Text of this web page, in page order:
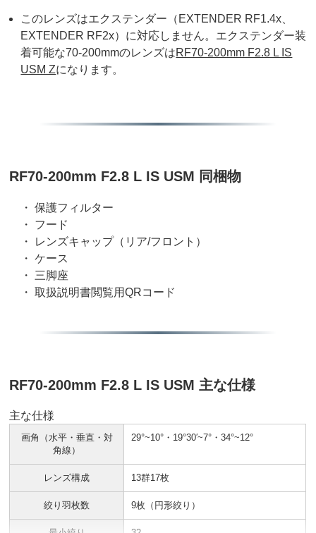
このレンズはエクステンダー（EXTENDER RF1.4x、
EXTENDER RF2x）に対応しません。エクステンダー装
着可能な70-200mmのレンズはRF70-200mm F2.8 L IS
USM Zになります。
RF70-200mm F2.8 L IS USM 同梱物
・ 保護フィルター
・ フード
・ レンズキャップ（リア/フロント）
・ ケース
・ 三脚座
・ 取扱説明書閲覧用QRコード
RF70-200mm F2.8 L IS USM 主な仕様
主な仕様
画角（水平・垂直・対
角線）
29°~10°・19°30′~7°・34°~12°
レンズ構成 13群17枚
絞り羽枚数 9枚（円形絞り）